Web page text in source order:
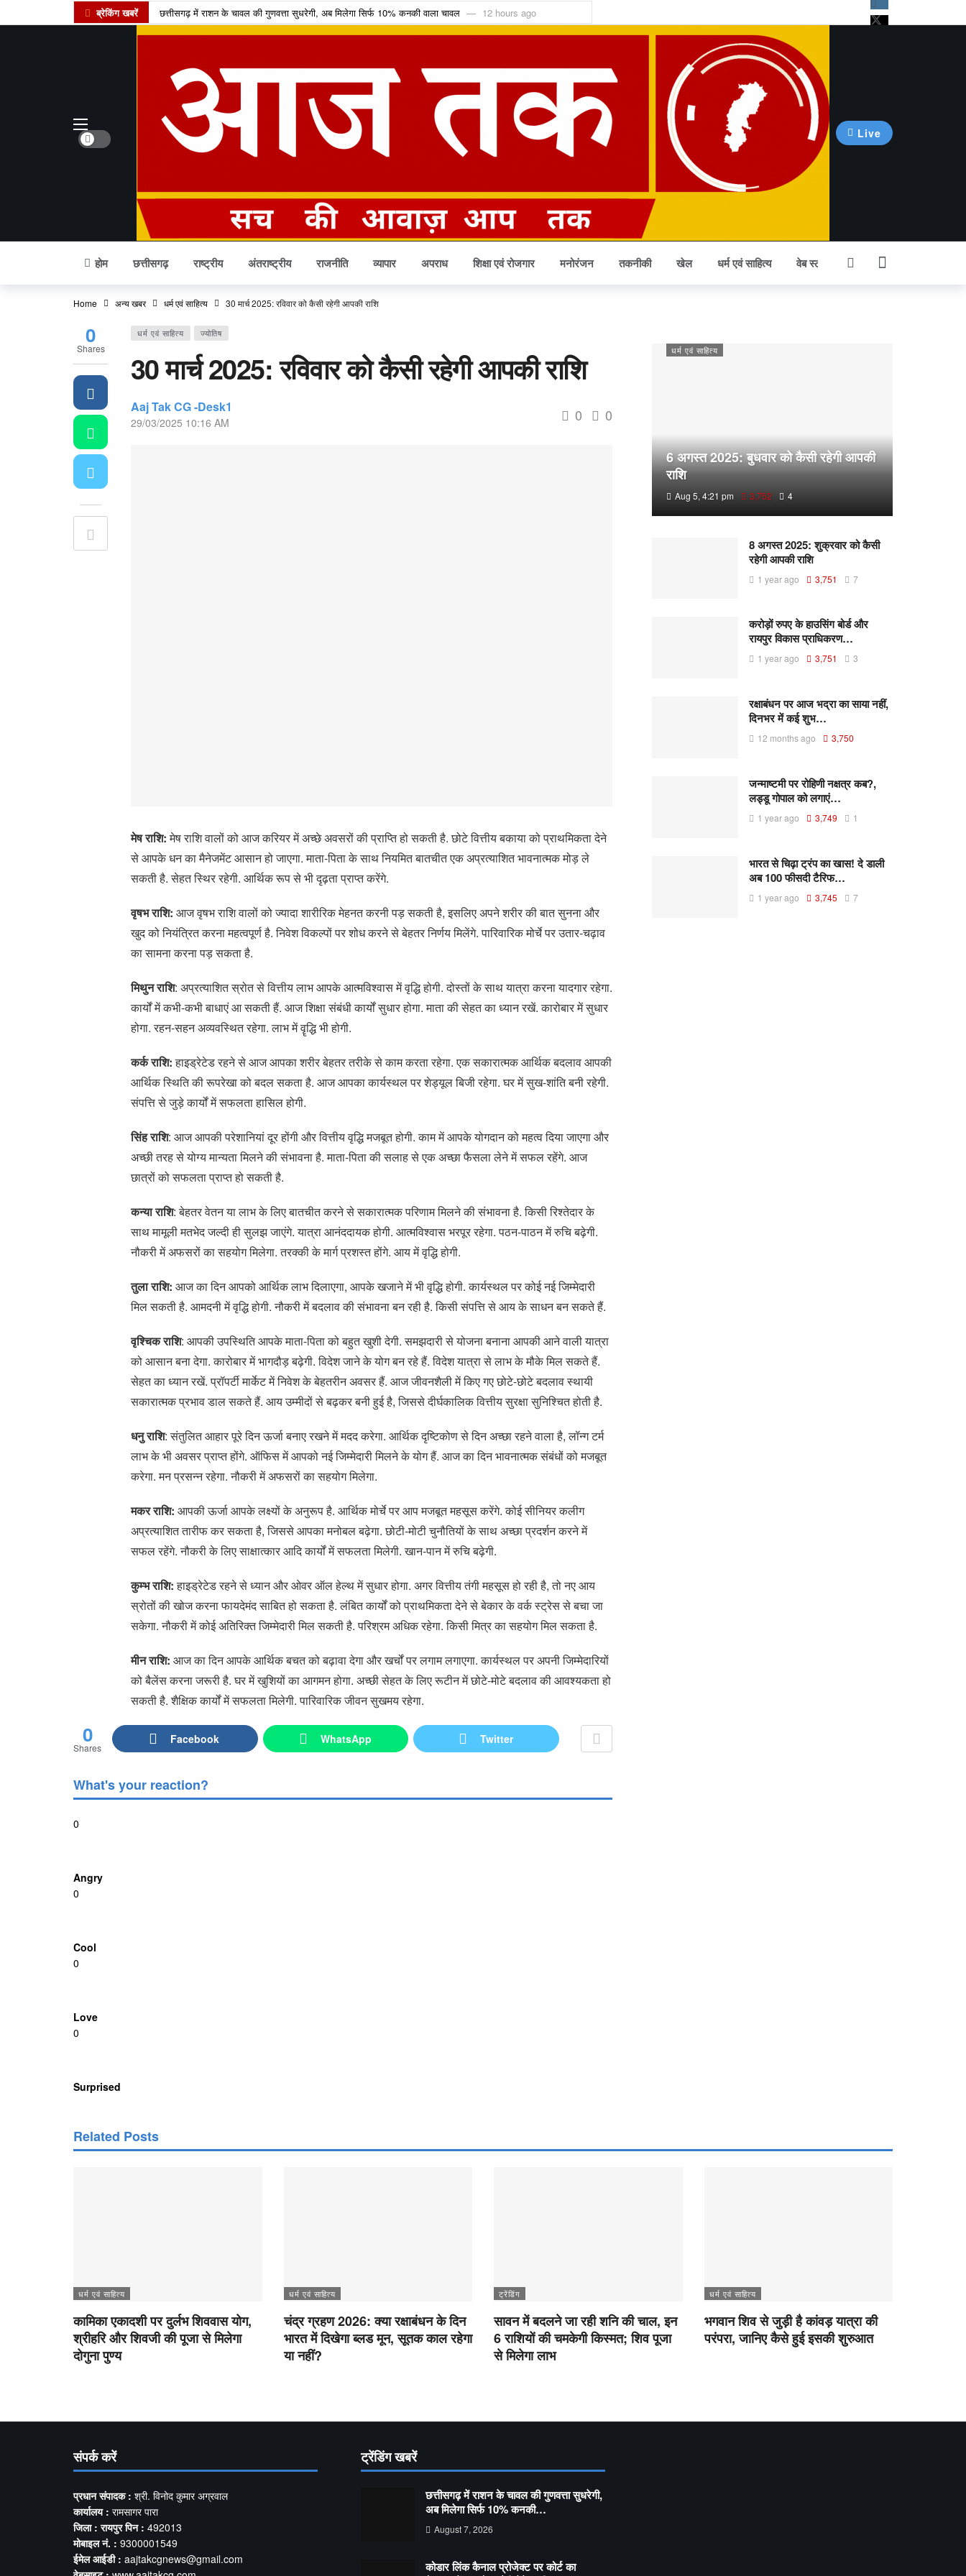
ब्रेकिंग खबरें छत्तीसगढ़ में राशन के चावल की गुणवत्ता सुधरेगी, अब मिलेगा सिर्फ 10% कनकी वाला चावल
12 hours ago
कोडार लिंक कैनाल प्रोजेक्ट पर कोर्ट का फैसला, टेंडर को चुनौती देने वाली याचिका खारिज
12 hours ago
डोंगरगढ़ BJP मंडल इकाई भंग, 5 कार्यकर्ता निष्कासित; अनुशासन पर बोले डिप्टी CM अरुण साव
13 hours ago
छत्तीसगढ़ में गैस उपभोक्ताओं को नई सौगात, 10 किलो सिलेंडर और 4 घंटे डिलीवरी सेवा
13 hours ago
केंद्र का बड़ा फैसला, CNG और PNG में बायोगैस ब्लेंडिंग को कैबिनेट की हरी झंडी
छत्तीसगढ़ की दो खिलाड़ी भारतीय महिला जूनियर हॉकी टीम में, चीन में होने वाले एशिया कप में दिखाएंगी दम
18 hours ago
UPI पेमेंट पर लगेगा चार्ज? लोकसभा में पास विधेयक के प्रमुख प्रावधान जानिए
18 hours ago
अतीक अहमद का एक और चिराग बुझा, छोटे बेटे की मौत के बाद खत्म होने की कगार पर कुनबा
2 days ago
Dark mode Live
होम छत्तीसगढ़ राष्ट्रीय अंतराष्ट्रीय राजनीति व्यापार अपराध शिक्षा एवं रोजगार मनोरंजन तकनीकी खेल धर्म एवं साहित्य वेब स्टोरी अन्य खबर
Home अन्य खबर धर्म एवं साहित्य 30 मार्च 2025: रविवार को कैसी रहेगी आपकी राशि
धर्म एवं साहित्य ज्योतिष
30 मार्च 2025: रविवार को कैसी रहेगी आपकी राशि
Aaj Tak CG -Desk1
29/03/2025 10:16 AM 0 0
0
Shares
मेष राशि:मेष राशि वालों को आज करियर में अच्छे अवसरों की प्राप्ति हो सकती है. छोटे वित्तीय बकाया को प्राथमिकता देने
से आपके धन का मैनेजमेंट आसान हो जाएगा. माता-पिता के साथ नियमित बातचीत एक अप्रत्याशित भावनात्मक मोड़ ले
सकती है. सेहत स्थिर रहेगी. आर्थिक रूप से भी दृढ़ता प्राप्त करेंगे.
वृषभ राशि: आज वृषभ राशि वालों को ज्यादा शारीरिक मेहनत करनी पड़ सकती है, इसलिए अपने शरीर की बात सुनना और
खुद को नियंत्रित करना महत्वपूर्ण है. निवेश विकल्पों पर शोध करने से बेहतर निर्णय मिलेंगे. पारिवारिक मोर्चे पर उतार-चढ़ाव
का सामना करना पड़ सकता है.
मिथुन राशि: अप्रत्याशित स्रोत से वित्तीय लाभ आपके आत्मविश्वास में वृद्धि होगी. दोस्तों के साथ यात्रा करना यादगार रहेगा.
कार्यों में कभी-कभी बाधाएं आ सकती हैं. आज शिक्षा संबंधी कार्यों सुधार होगा. माता की सेहत का ध्यान रखें. कारोबार में सुधार
होगा. रहन-सहन अव्यवस्थित रहेगा. लाभ में वॄद्धि भी होगी.
कर्क राशि:हाइड्रेटेड रहने से आज आपका शरीर बेहतर तरीके से काम करता रहेगा. एक सकारात्मक आर्थिक बदलाव आपकी
आर्थिक स्थिति की रूपरेखा को बदल सकता है. आज आपका कार्यस्थल पर शेड्यूल बिजी रहेगा. घर में सुख-शांति बनी रहेगी.
संपत्ति से जुड़े कार्यों में सफलता हासिल होगी.
सिंह राशि: आज आपकी परेशानियां दूर होंगी और वित्तीय वृद्धि मजबूत होगी. काम में आपके योगदान को महत्व दिया जाएगा और
अच्छी तरह से योग्य मान्यता मिलने की संभावना है. माता-पिता की सलाह से एक अच्छा फैसला लेने में सफल रहेंगे. आज
छात्रों को सफलता प्राप्त हो सकती है.
कन्या राशि: बेहतर वेतन या लाभ के लिए बातचीत करने से सकारात्मक परिणाम मिलने की संभावना है. किसी रिश्तेदार के
साथ मामूली मतभेद जल्दी ही सुलझ जाएंगे. यात्रा आनंददायक होगी. आत्मविश्वास भरपूर रहेगा. पठन-पाठन में रुचि बढ़ेगी.
नौकरी में अफसरों का सहयोग मिलेगा. तरक्की के मार्ग प्रशस्त होंगे. आय में वृद्धि होगी.
तुला राशि: आज का दिन आपको आर्थिक लाभ दिलाएगा, आपके खजाने में भी वृद्धि होगी. कार्यस्थल पर कोई नई जिम्मेदारी
मिल सकती है. आमदनी में वृद्धि होगी. नौकरी में बदलाव की संभावना बन रही है. किसी संपत्ति से आय के साधन बन सकते हैं.
वृश्चिक राशि: आपकी उपस्थिति आपके माता-पिता को बहुत खुशी देगी. समझदारी से योजना बनाना आपकी आने वाली यात्रा
को आसान बना देगा. कारोबार में भागदौड़ बढ़ेगी. विदेश जाने के योग बन रहे हैं. विदेश यात्रा से लाभ के मौके मिल सकते हैं.
सेहत का ध्यान रखें. प्रॉपर्टी मार्केट में निवेश के बेहतरीन अवसर हैं. आज जीवनशैली में किए गए छोटे-छोटे बदलाव स्थायी
सकारात्मक प्रभाव डाल सकते हैं. आय उम्मीदों से बढ़कर बनी हुई है, जिससे दीर्घकालिक वित्तीय सुरक्षा सुनिश्चित होती है.
धनु राशि: संतुलित आहार पूरे दिन ऊर्जा बनाए रखने में मदद करेगा. आर्थिक दृष्टिकोण से दिन अच्छा रहने वाला है, लॉन्ग टर्म
लाभ के भी अवसर प्राप्त होंगे. ऑफिस में आपको नई जिम्मेदारी मिलने के योग हैं. आज का दिन भावनात्मक संबंधों को मजबूत
करेगा. मन प्रसन्न रहेगा. नौकरी में अफसरों का सहयोग मिलेगा.
मकर राशि: आपकी ऊर्जा आपके लक्ष्यों के अनुरूप है. आर्थिक मोर्चे पर आप मजबूत महसूस करेंगे. कोई सीनियर कलीग
अप्रत्याशित तारीफ कर सकता है, जिससे आपका मनोबल बढ़ेगा. छोटी-मोटी चुनौतियों के साथ अच्छा प्रदर्शन करने में
सफल रहेंगे. नौकरी के लिए साक्षात्कार आदि कार्यों में सफलता मिलेगी. खान-पान में रुचि बढ़ेगी.
कुम्भ राशि:हाइड्रेटेड रहने से ध्यान और ओवर ऑल हेल्थ में सुधार होगा. अगर वित्तीय तंगी महसूस हो रही है, तो नए आय
स्रोतों की खोज करना फायदेमंद साबित हो सकता है. लंबित कार्यों को प्राथमिकता देने से बेकार के वर्क स्ट्रेस से बचा जा
सकेगा. नौकरी में कोई अतिरिक्त जिम्मेदारी मिल सकती है. परिश्रम अधिक रहेगा. किसी मित्र का सहयोग मिल सकता है.
मीन राशि: आज का दिन आपके आर्थिक बचत को बढ़ावा देगा और खर्चों पर लगाम लगाएगा. कार्यस्थल पर अपनी जिम्मेदारियों
को बैलेंस करना जरूरी है. घर में खुशियों का आगमन होगा. अच्छी सेहत के लिए रूटीन में छोटे-मोटे बदलाव की आवश्यकता हो
सकती है. शैक्षिक कार्यों में सफलता मिलेगी. पारिवारिक जीवन सुखमय रहेगा.
0
Shares
Facebook WhatsApp Twitter
What's your reaction?
0
Angry
0
Cool
0
Love
0
Surprised
धर्म एवं साहित्य
6 अगस्त 2025: बुधवार को कैसी रहेगी आपकी
राशि
Aug 5, 4:21 pm 3,752 4
8 अगस्त 2025: शुक्रवार को कैसी
रहेगी आपकी राशि
1 year ago 3,751 7
करोड़ों रुपए के हाउसिंग बोर्ड और
रायपुर विकास प्राधिकरण…
1 year ago 3,751 3
रक्षाबंधन पर आज भद्रा का साया नहीं,
दिनभर में कई शुभ…
12 months ago 3,750
जन्माष्टमी पर रोहिणी नक्षत्र कब?,
लड्डू गोपाल को लगाएं…
1 year ago 3,749 1
भारत से चिढ़ा ट्रंप का खास! दे डाली
अब 100 फीसदी टैरिफ…
1 year ago 3,745 7
Related Posts
धर्म एवं साहित्य
कामिका एकादशी पर दुर्लभ शिववास योग,
श्रीहरि और शिवजी की पूजा से मिलेगा
दोगुना पुण्य
धर्म एवं साहित्य
चंद्र ग्रहण 2026: क्या रक्षाबंधन के दिन
भारत में दिखेगा ब्लड मून, सूतक काल रहेगा
या नहीं?
ट्रेंडिंग
सावन में बदलने जा रही शनि की चाल, इन
6 राशियों की चमकेगी किस्मत; शिव पूजा
से मिलेगा लाभ
धर्म एवं साहित्य
भगवान शिव से जुड़ी है कांवड़ यात्रा की
परंपरा, जानिए कैसे हुई इसकी शुरुआत
संपर्क करें
प्रधान संपादक : श्री. विनोद कुमार अग्रवाल
कार्यालय : रामसागर पारा
जिला : रायपुर पिन : 492013
मोबाइल नं. : 9300001549
ईमेल आईडी : aajtakcgnews@gmail.com
ट्रेंडिंग खबरें
छत्तीसगढ़ में राशन के चावल की गुणवत्ता सुधरेगी,
अब मिलेगा सिर्फ 10% कनकी…
August 7, 2026
कोडार लिंक कैनाल प्रोजेक्ट पर कोर्ट का